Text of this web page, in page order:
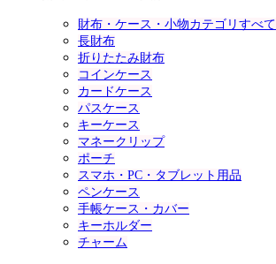
財布・ケース・小物カテゴリすべて
長財布
折りたたみ財布
コインケース
カードケース
パスケース
キーケース
マネークリップ
ポーチ
スマホ・PC・タブレット用品
ペンケース
手帳ケース・カバー
キーホルダー
チャーム